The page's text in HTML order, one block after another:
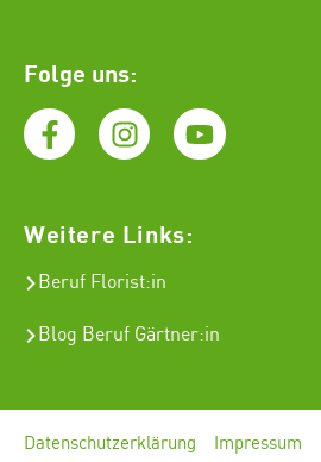
Folge uns:
Weitere Links:
Beruf Florist:in
Blog Beruf Gärtner:in
Datenschutzerklärung Impressum